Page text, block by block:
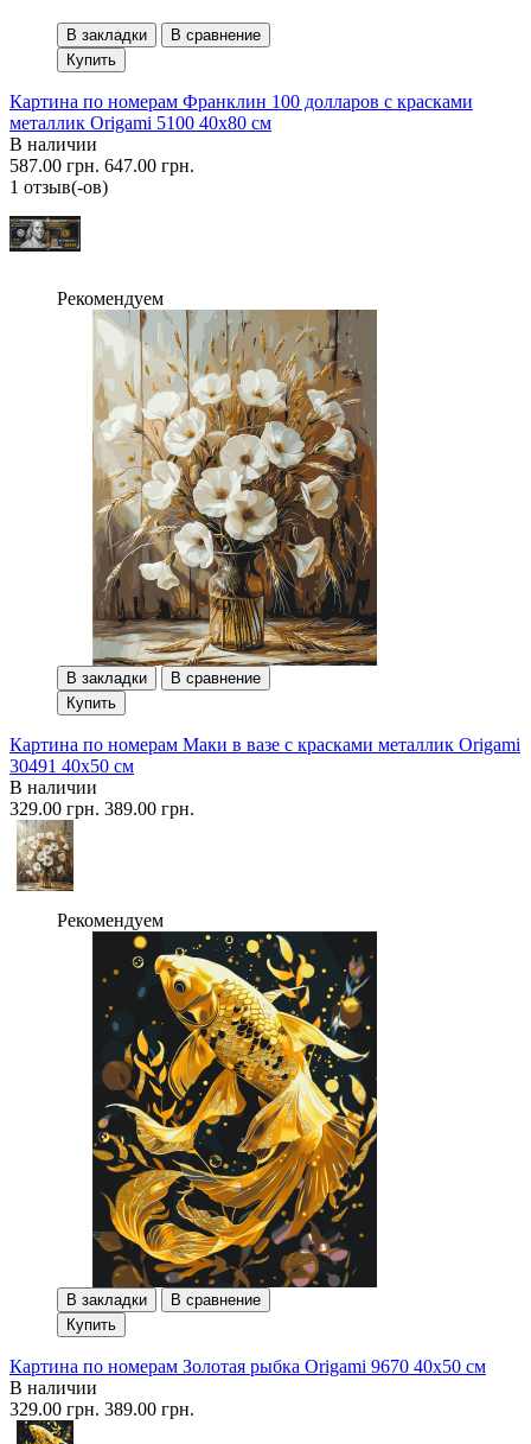
В закладки
В сравнение
Купить
Картина по номерам Франклин 100 долларов с красками
металлик Origami 5100 40x80 см
В наличии
587.00 грн. 647.00 грн.
1 отзыв(-ов)
Рекомендуем
В закладки
В сравнение
Купить
Картина по номерам Маки в вазе с красками металлик Origami
30491 40x50 см
В наличии
329.00 грн. 389.00 грн.
Рекомендуем
В закладки
В сравнение
Купить
Картина по номерам Золотая рыбка Origami 9670 40x50 см
В наличии
329.00 грн. 389.00 грн.